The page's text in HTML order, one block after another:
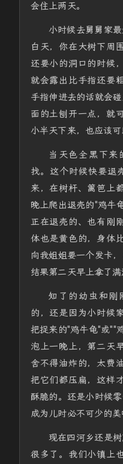
会住上两天。
小时候去舅舅家
白天，你在大树下周
还要小的洞口的时候
就会露出比手指还要
手指伸进去的话就会
面的土刨开一点，就
小半天下来，也应该可
当天色全黑下来
找。这个时候快要退
来，在树杆、篱笆上
晚上爬出退壳的"鸡牛
正在退壳的、也有刚
体也是黄色的，身体
向我姐姐要一个发卡
结果第二天早上拿了满
知了的幼虫和刚
的，还是因为小时候
把捉来的"鸡牛龟"或""
泡上一晚上，第二天
舍不得油炸的，太费
把它们都压扁，这样
酥脆的。还是小时候
成为儿时必不可少的美
现在四河乡还是
很多了。我们小镇上